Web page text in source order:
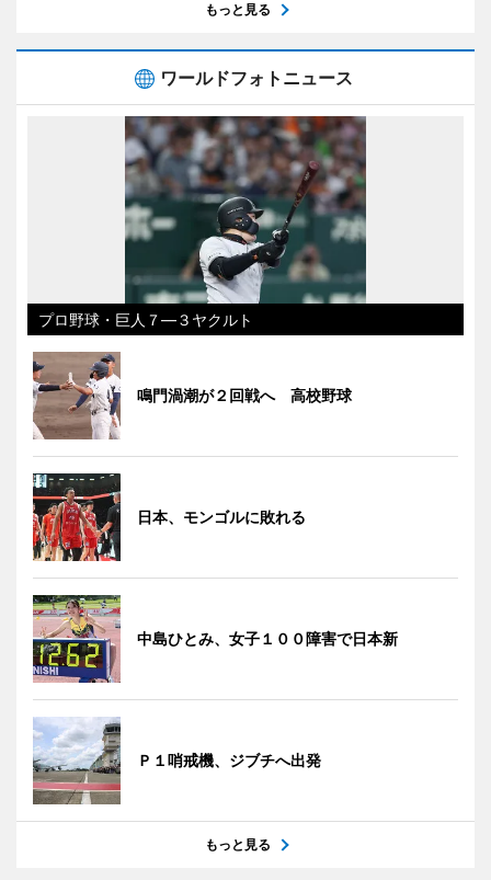
もっと見る
ワールドフォトニュース
プロ野球・巨人７―３ヤクルト
鳴門渦潮が２回戦へ 高校野球
日本、モンゴルに敗れる
中島ひとみ、女子１００障害で日本新
Ｐ１哨戒機、ジブチへ出発
もっと見る